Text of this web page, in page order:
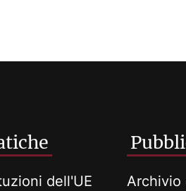
dell'UE
Archivio